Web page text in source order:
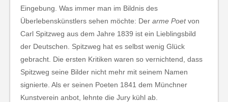
Eingebung. Was immer man im Bildnis des
Überlebenskünstlers sehen möchte: Der arme Poetvon
Carl Spitzweg aus dem Jahre 1839 ist ein Lieblingsbild
der Deutschen. Spitzweg hat es selbst wenig Glück
gebracht. Die ersten Kritiken waren so vernichtend, dass
Spitzweg seine Bilder nicht mehr mit seinem Namen
signierte. Als er seinen Poeten 1841 dem Münchner
Kunstverein anbot, lehnte die Jury kühl ab.